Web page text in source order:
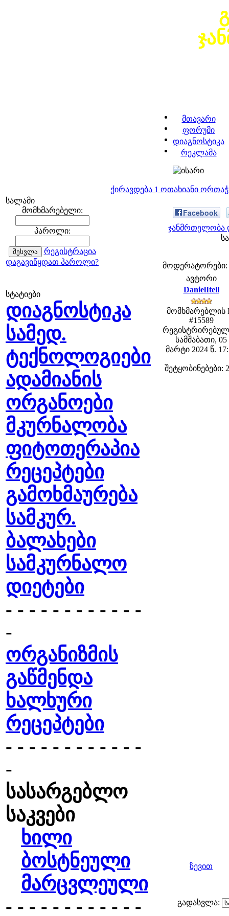
მთავარი
ფორუმი
დიაგნოსტიკა
რეკლამა
ქირავდება 1 ოთახიანი
სალამი
მომხმარებელი:
პაროლი:
რეგისტრაცია
დაგავიწყდათ პაროლი?
სტატიები
დიაგნოსტიკა
სამედ.
ტექნოლოგიები
ადამიანის
ორგანოები
მკურნალობა
ფიტოთერაპია
რეცეპტები
გამოხმაურება
სამკურ.
ბალახები
სამკურნალო
დიეტები
- - - - - - - - - - - -
-
ორგანიზმის
გაწმენდა
ხალხური
რეცეპტები
- - - - - - - - - - - -
-
სასარგებლო
საკვები
ხილი
ბოსტნეული
მარცვლეული
- - - - - - - - - - - -
Facebook
ჯანმრთელობა
მოდერატორები:
ავტორი
DanielItell
მომხმარებლის
#15589
სამშაბათი, 05
მარტი 2024 წ.
შეტყობინებები:
ზევით
გადასვლა: